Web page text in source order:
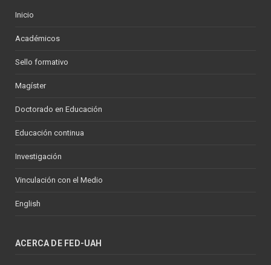
Inicio
Académicos
Sello formativo
Magíster
Doctorado en Educación
Educación continua
Investigación
Vinculación con el Medio
English
ACERCA DE FED-UAH